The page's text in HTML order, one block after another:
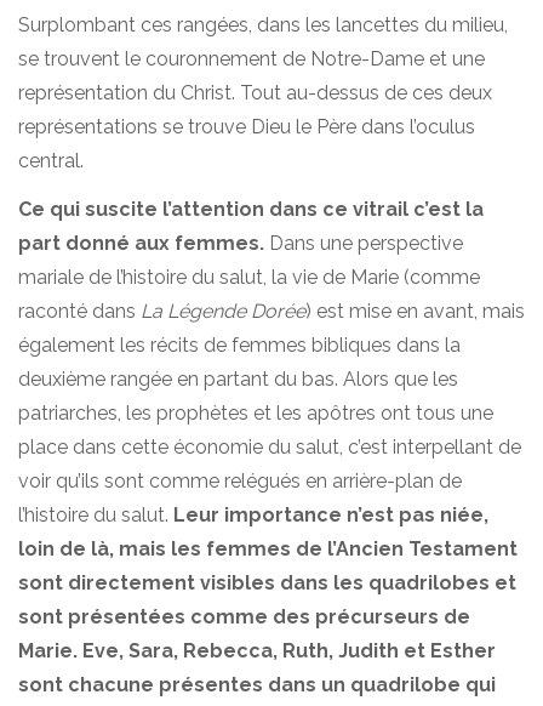
Surplombant ces rangées, dans les lancettes du milieu,
se trouvent le couronnement de Notre-Dame et une
représentation du Christ. Tout au-dessus de ces deux
représentations se trouve Dieu le Père dans l’oculus
central.
Ce qui suscite l’attention dans ce vitrail c’est la
part donné aux femmes. Dans une perspective
mariale de l’histoire du salut, la vie de Marie (comme
raconté dans La Légende Dorée) est mise en avant, mais
également les récits de femmes bibliques dans la
deuxième rangée en partant du bas. Alors que les
patriarches, les prophètes et les apôtres ont tous une
place dans cette économie du salut, c’est interpellant de
voir qu’ils sont comme relégués en arrière-plan de
l’histoire du salut. Leur importance n’est pas niée,
loin de là, mais les femmes de l’Ancien Testament
sont directement visibles dans les quadrilobes et
sont présentées comme des précurseurs de
Marie. Eve, Sara, Rebecca, Ruth, Judith et Esther
sont chacune présentes dans un quadrilobe qui